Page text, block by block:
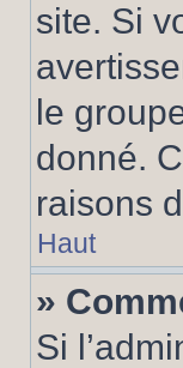
site. Si
le
donné.
raisons
Haut
»
Si